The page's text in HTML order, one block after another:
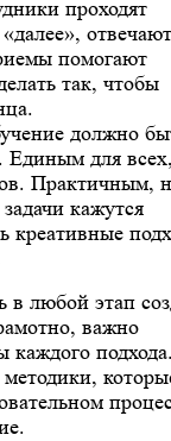
проходят
помогают
так, чтобы
должно
Единым для
Практичным,
кажутся
в любой этап
важно
каждого